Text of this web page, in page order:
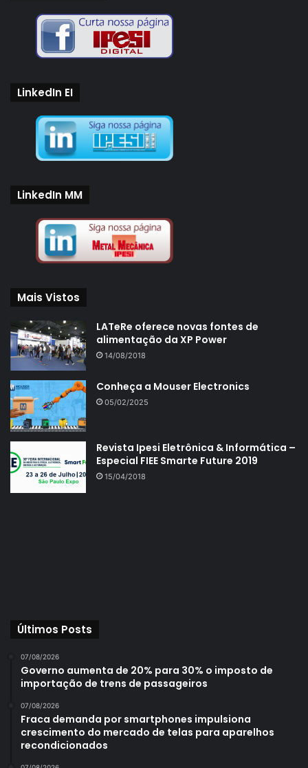
LinkedIn EI
LinkedIn MM
Mais Vistos
LATeRe oferece novas fontes de
alimentação da XP Power
14/08/2018
Conheça a Mouser Electronics
05/02/2025
Revista Ipesi Eletrônica & Informática –
Especial FIEE Smarte Future 2019
15/04/2018
Últimos Posts
07/08/2026
Governo aumenta de 20% para 30% o imposto de
importação de trens de passageiros
07/08/2026
Fraca demanda por smartphones impulsiona
crescimento do mercado de telas para aparelhos
recondicionados